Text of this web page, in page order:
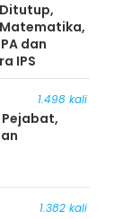
dan
IPS
1.498 kali
1.382 kali